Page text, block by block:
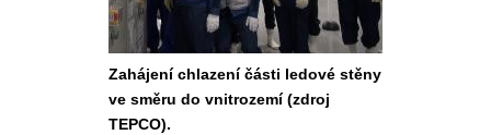
Zahájení chlazení části ledové stěny
ve směru do vnitrozemí (zdroj
TEPCO).